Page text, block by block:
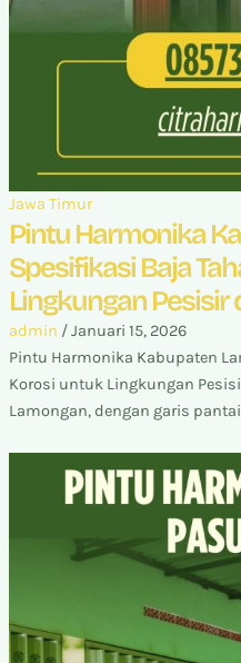
Jawa Timur
Pintu Harmonika
Spesifikasi Baja
Lingkungan Pesisir
admin /Januari 15, 2026
Pintu Harmonika Kabupaten
Korosi untuk Lingkungan
Lamongan, dengan garis